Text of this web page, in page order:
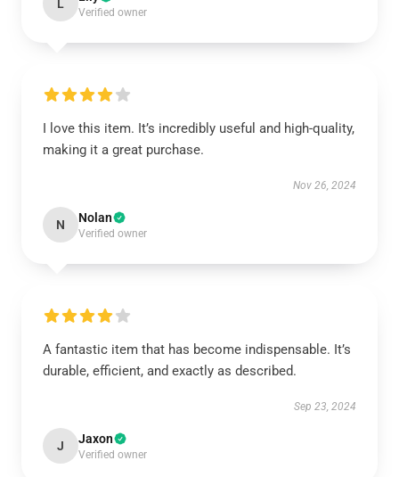
L
Verified owner
I love this item. It’s incredibly useful and high-quality,
making it a great purchase.
Nov 26, 2024
N Nolan
Verified owner
A fantastic item that has become indispensable. It’s
durable, efficient, and exactly as described.
Sep 23, 2024
J Jaxon
Verified owner